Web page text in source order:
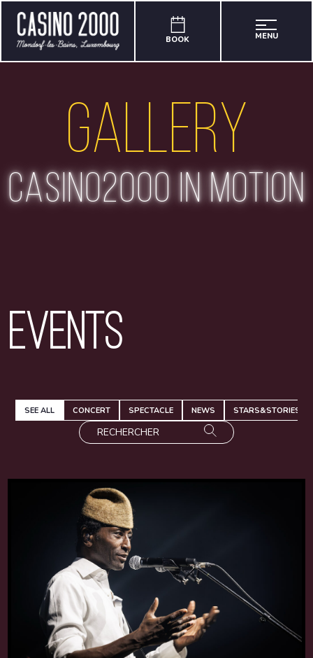
BOOK MENU
Gallery
casino2000 in motion
Events
SEE ALL CONCERT SPECTACLE NEWS STARS&STORIES